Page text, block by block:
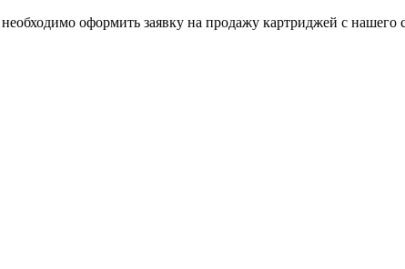
оформить заявку на продажу картриджей с нашего